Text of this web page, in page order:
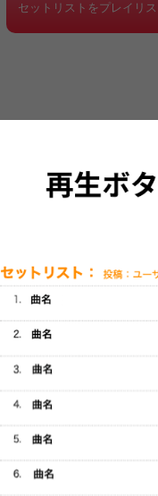
セットリストをプレイリ
ただいま受付中です
／---]
最初のレビューを投